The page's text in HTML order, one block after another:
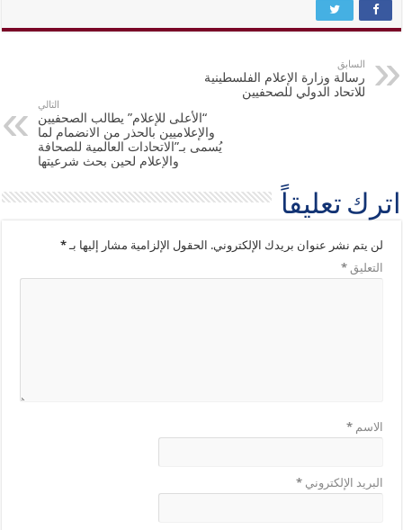
السابق
رسالة وزارة الإعلام الفلسطينية
للاتحاد الدولي للصحفيين
التالي
“الأعلى للإعلام” يطالب الصحفيين
والإعلاميين بالحذر من الانضمام لما
يُسمى بـ”الاتحادات العالمية للصحافة
والإعلام لحين بحث شرعيتها
اترك تعليقاً
لن يتم نشر عنوان بريدك الإلكتروني. الحقول الإلزامية مشار إليها بـ*
التعليق*
الاسم*
البريد الإلكتروني*